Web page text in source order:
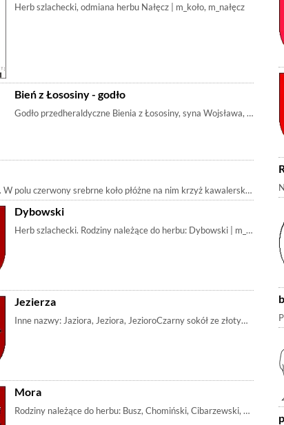
Herb szlachecki, odmiana herbu Nałęcz | m_koło, m_nałęcz
Bień z Łososiny - godło
Godło przedheraldyczne Bienia z Łososiny, syna Wojsława, a
W polu czerwony srebrne koło płóżne na nim krzyż kawalerski.
Dybowski
Herb szlachecki. Rodziny należące do herbu: Dybowski | m_nałęcz,
Jezierza
Mora
Rodziny należące do herbu: Busz, Chomiński, Cibarzewski,